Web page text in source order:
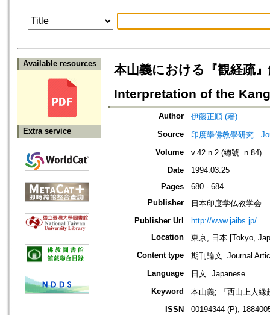
Available resources
Extra service
本山義における『観経疏
Interpretation of the
Author
伊藤正順 (著)
Source
印度學佛教學研究
Volume
v.42 n.2 (總號=n.84)
Date
1994.03.25
Pages
680 - 684
Publisher
日本印度学仏教学会
Publisher Url
http://www.jaibs.jp/
Location
東京, 日本 [Tokyo,
Content type
期刊論文=Journal
Language
日文=Japanese
Keyword
本山義; 『西山上人縁
ISSN
00194344 (P);